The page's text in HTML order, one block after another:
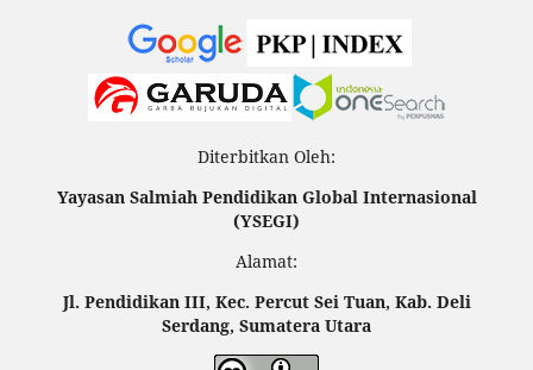
Diterbitkan Oleh:
Yayasan Salmiah Pendidikan Global Internasional
(YSEGI)
Alamat:
Jl. Pendidikan III, Kec. Percut Sei Tuan, Kab. Deli
Serdang, Sumatera Utara